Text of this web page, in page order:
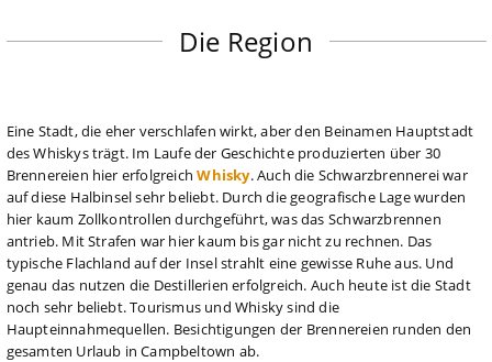
Die Region
Eine Stadt, die eher verschlafen wirkt, aber den Beinamen Hauptstadt
des Whiskys trägt. Im Laufe der Geschichte produzierten über 30
Brennereien hier erfolgreichWhisky. Auch die Schwarzbrennerei war
auf diese Halbinsel sehr beliebt. Durch die geografische Lage wurden
hier kaum Zollkontrollen durchgeführt, was das Schwarzbrennen
antrieb. Mit Strafen war hier kaum bis gar nicht zu rechnen. Das
typische Flachland auf der Insel strahlt eine gewisse Ruhe aus. Und
genau das nutzen die Destillerien erfolgreich. Auch heute ist die Stadt
noch sehr beliebt. Tourismus und Whisky sind die
Haupteinnahmequellen. Besichtigungen der Brennereien runden den
gesamten Urlaub in Campbeltown ab.